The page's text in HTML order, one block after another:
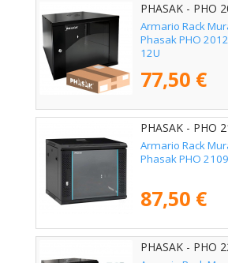
PHASAK - PHO
Armario Rack
Phasak PHO
12U
77,50 €
PHASAK - PHO
Armario Rack
Phasak PHO
87,50 €
PHASAK - PHO